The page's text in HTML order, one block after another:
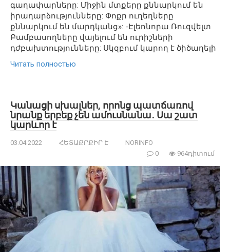
գաղափարները: Միջին մտքերը քննարկում են
իրադարձությունները: Փոքր ուղեղները
քննարկում են մարդկանց»: -Էլեոնորա Ռուզվելտ
Բամբասողները վայելում են ուրիշների
դժբախտությունները: Սկզբում կարող է ծիծաղելի
Читать полностью
Կանացի սխալներ, որոնց պատճառով
նրանք երբեք չեն ամուսնանա․ Սա շատ
կարևոր է
03.04.2022 ՀԵՏԱՔՐՔԻՐ Է
NORINFO
0
964դիտում